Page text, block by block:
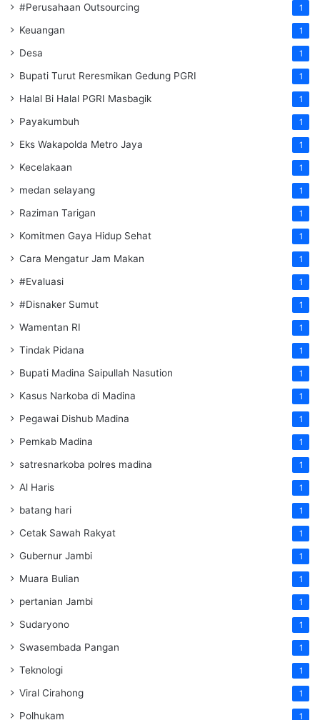
#Perusahaan Outsourcing 1
Keuangan 1
Desa 1
Bupati Turut Reresmikan Gedung PGRI 1
Halal Bi Halal PGRI Masbagik 1
Payakumbuh 1
Eks Wakapolda Metro Jaya 1
Kecelakaan 1
medan selayang 1
Raziman Tarigan 1
Komitmen Gaya Hidup Sehat 1
Cara Mengatur Jam Makan 1
#Evaluasi 1
#Disnaker Sumut 1
Wamentan RI 1
Tindak Pidana 1
Bupati Madina Saipullah Nasution 1
Kasus Narkoba di Madina 1
Pegawai Dishub Madina 1
Pemkab Madina 1
satresnarkoba polres madina 1
Al Haris 1
batang hari 1
Cetak Sawah Rakyat 1
Gubernur Jambi 1
Muara Bulian 1
pertanian Jambi 1
Sudaryono 1
Swasembada Pangan 1
Teknologi 1
Viral Cirahong 1
Polhukam 1